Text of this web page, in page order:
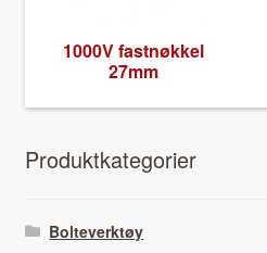
1000V fast­nøkkel
27mm
Pro­duk­tkat­e­gori­er
Bolteverktøy